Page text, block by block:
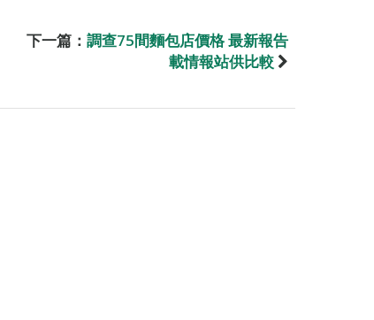
下一篇： 調查75間麵包店價格 最新報告
載情報站供比較